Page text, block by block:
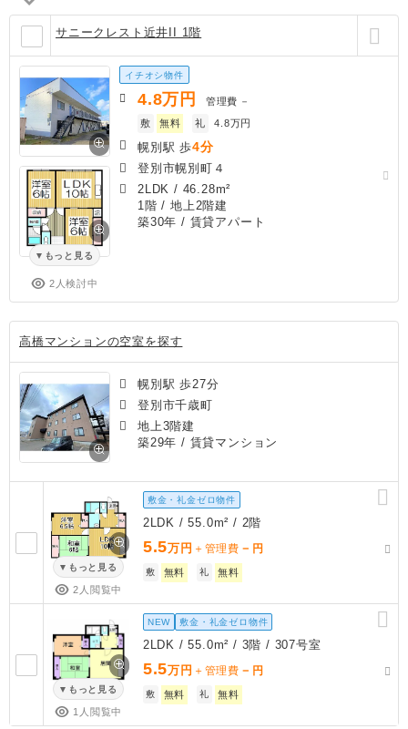
サニークレスト近井II 1階
もっと見る
2人検討中
イチオシ物件
4.8万円 管理費 －
敷
無料 礼 4.8万円
幌別駅 歩4分
登別市幌別町４
2LDK / 46.28m²
1階 / 地上2階建
築30年 / 賃貸アパート
高橋マンションの空室を探す
幌別駅 歩27分
登別市千歳町
地上3階建
築29年 / 賃貸マンション
もっと見る
2人閲覧中
敷金・礼金ゼロ物件
2LDK / 55.0m² / 2階
5.5万円 ＋管理費 － 円
敷 無料 礼 無料
もっと見る
1人閲覧中
NEW 敷金・礼金ゼロ物件
2LDK / 55.0m² / 3階 / 307号室
5.5万円 ＋管理費 － 円
敷 無料 礼 無料